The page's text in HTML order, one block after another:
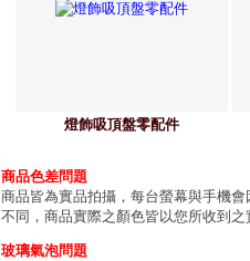
燈飾吸頂盤零配件
商品色差問題
商品皆為實品拍攝，每台螢幕與手機
不同，商品實際之顏色皆以您所收到之
玻璃氣泡問題